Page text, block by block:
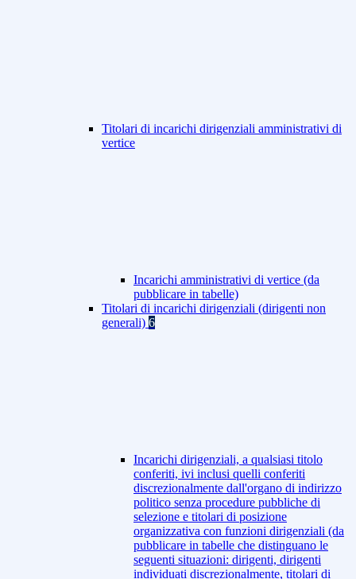
Titolari di incarichi dirigenziali amministrativi di
vertice
Incarichi amministrativi di vertice (da
pubblicare in tabelle)
Titolari di incarichi dirigenziali (dirigenti non
generali) 6
Incarichi dirigenziali, a qualsiasi titolo
conferiti, ivi inclusi quelli conferiti
discrezionalmente dall'organo di indirizzo
politico senza procedure pubbliche di
selezione e titolari di posizione
organizzativa con funzioni dirigenziali (da
pubblicare in tabelle che distinguano le
seguenti situazioni: dirigenti, dirigenti
individuati discrezionalmente, titolari di